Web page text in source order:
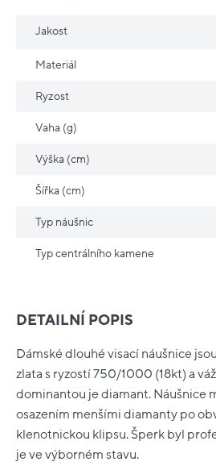
DETAILNÍ POPIS
Dámské dlouhé visací náušnice
zlata s ryzostí 750/1000 (18kt) a
dominantou je diamant. Náušnice
osazením menšími diamanty po
klenotnickou klipsu. Šperk byl
je ve výborném stavu.
Jakost
Materiál
Ryzost
Vaha (g)
Výška (cm)
Šířka (cm)
Typ náušnic
Typ centrálního kamene